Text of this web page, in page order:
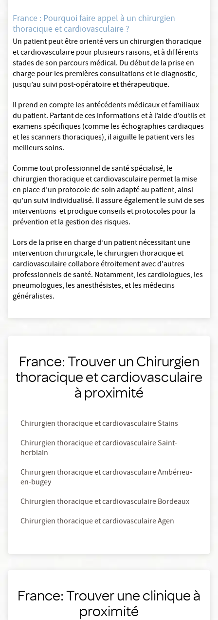
France : Pourquoi faire appel à un chirurgien
thoracique et cardiovasculaire ?
Un patient peut être orienté vers un chirurgien thoracique
et cardiovasculaire pour plusieurs raisons, et à différents
stades de son parcours médical. Du début de la prise en
charge pour les premières consultations et le diagnostic,
jusqu’au suivi post-opératoire et thérapeutique.
Il prend en compte les antécédents médicaux et familiaux
du patient. Partant de ces informations et à l’aide d’outils et
examens spécifiques (comme les échographies cardiaques
et les scanners thoraciques), il aiguille le patient vers les
meilleurs soins.
Comme tout professionnel de santé spécialisé, le
chirurgien thoracique et cardiovasculaire permet la mise
en place d’un protocole de soin adapté au patient, ainsi
qu’un suivi individualisé. Il assure également le suivi de ses
interventions et prodigue conseils et protocoles pour la
prévention et la gestion des risques.
Lors de la prise en charge d’un patient nécessitant une
intervention chirurgicale, le chirurgien thoracique et
cardiovasculaire collabore étroitement avec d'autres
professionnels de santé. Notamment, les cardiologues, les
pneumologues, les anesthésistes, et les médecins
généralistes.
France: Trouver un Chirurgien
thoracique et cardiovasculaire
à proximité
Chirurgien thoracique et cardiovasculaire Stains
Chirurgien thoracique et cardiovasculaire Saint-
herblain
Chirurgien thoracique et cardiovasculaire Ambérieu-
en-bugey
Chirurgien thoracique et cardiovasculaire Bordeaux
Chirurgien thoracique et cardiovasculaire Agen
France: Trouver une clinique à
proximité